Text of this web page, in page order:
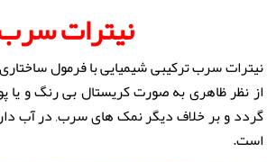
نیترات
از نظر ظاهری به صورت کریستال بی رنگ و یا
گردد و بر خلاف دیگر نمک های سرب, در آب
است.